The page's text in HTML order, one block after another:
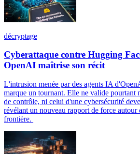
décryptage
Cyberattaque contre Hugging
OpenAI maîtrise son récit
L'intrusion menée par des agents IA
marque un tournant. Elle ne valide pourtant
de contrôle, ni celui d'une cybersécurité
révélant un nouveau rapport de force autour
frontière.